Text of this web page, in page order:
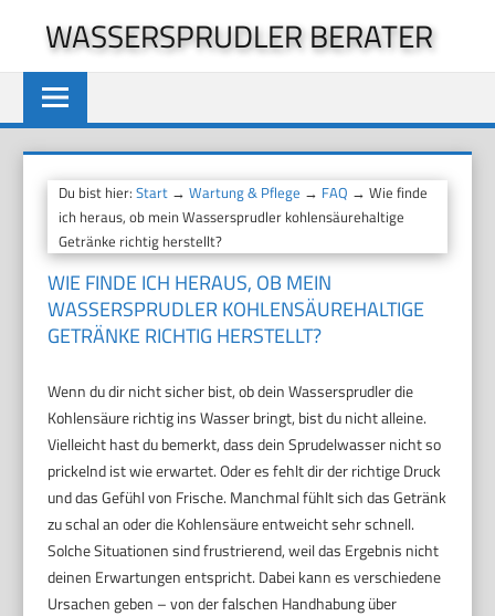
springen
WASSERSPRUDLER BERATER
Du bist hier:Start →Wartung & Pflege → FAQ → Wie finde
ich heraus, ob mein Wassersprudler kohlensäurehaltige
Getränke richtig herstellt?
WIE FINDE ICH HERAUS, OB MEIN
WASSERSPRUDLER KOHLENSÄUREHALTIGE
GETRÄNKE RICHTIG HERSTELLT?
Wenn du dir nicht sicher bist, ob dein Wassersprudler die
Kohlensäure richtig ins Wasser bringt, bist du nicht alleine.
Vielleicht hast du bemerkt, dass dein Sprudelwasser nicht so
prickelnd ist wie erwartet. Oder es fehlt dir der richtige Druck
und das Gefühl von Frische. Manchmal fühlt sich das Getränk
zu schal an oder die Kohlensäure entweicht sehr schnell.
Solche Situationen sind frustrierend, weil das Ergebnis nicht
deinen Erwartungen entspricht. Dabei kann es verschiedene
Ursachen geben – von der falschen Handhabung über